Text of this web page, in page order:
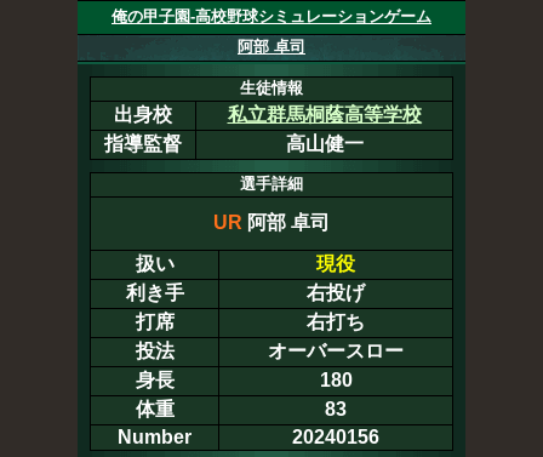
俺の甲子園-高校野球シミュレーションゲーム
阿部 卓司
生徒情報
出身校
私立群馬桐蔭高等学校
指導監督
高山健一
選手詳細
UR 阿部 卓司
扱い
現役
利き手
右投げ
打席
右打ち
投法
オーバースロー
身長
180
体重
83
Number
20240156